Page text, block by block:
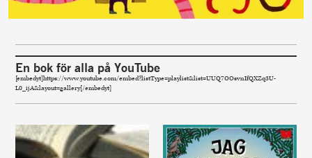
En bok för alla på YouTube
[embedyt]https://www.youtube.com/embed?listType=playlist&list=UUQ7OOsvnIfQXZq3U-
L0_ijA&layout=gallery[/embedyt]